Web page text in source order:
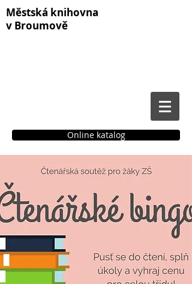
Městská knihovna
v Broumově
Online katalog
Čtenářské konto